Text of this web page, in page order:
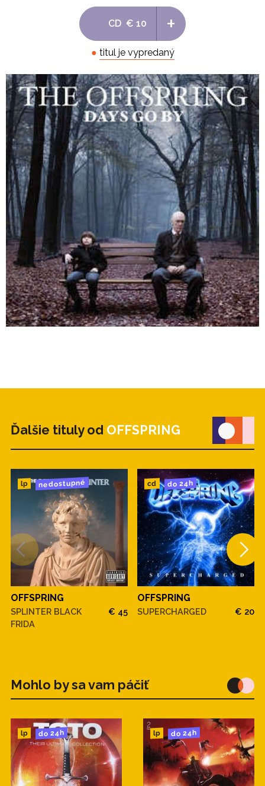
9. Dirty Magic 4:00
10. I Wanna Secret Family (With You) 3:02
11. Dividing By Zero 2:22
12. Slim Pickens Does The Right Thing And Rides The
CD € 10 +
● titul je vypredaný
Ďalšie tituly od OFFSPRING
lp nedostupné
OFFSPRING
SPLINTER BLACK
FRIDA
€ 45
cd do 24h
OFFSPRING
SUPERCHARGED € 20
Mohlo by sa vam páčiť
lp do 24h lp do 24h